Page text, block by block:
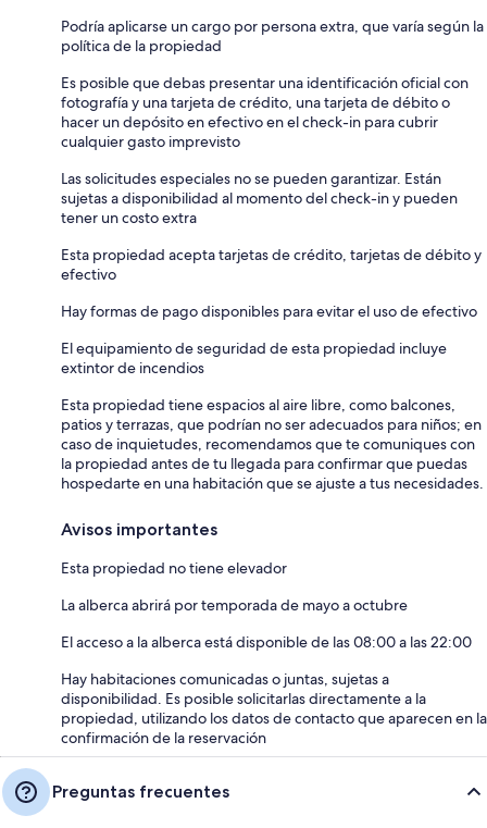
Podría aplicarse un cargo por persona extra, que varía según la
política de la propiedad
Es posible que debas presentar una identificación oficial con
fotografía y una tarjeta de crédito, una tarjeta de débito o
hacer un depósito en efectivo en el check-in para cubrir
cualquier gasto imprevisto
Las solicitudes especiales no se pueden garantizar. Están
sujetas a disponibilidad al momento del check-in y pueden
tener un costo extra
Esta propiedad acepta tarjetas de crédito, tarjetas de débito y
efectivo
Hay formas de pago disponibles para evitar el uso de efectivo
El equipamiento de seguridad de esta propiedad incluye
extintor de incendios
Esta propiedad tiene espacios al aire libre, como balcones,
patios y terrazas, que podrían no ser adecuados para niños; en
caso de inquietudes, recomendamos que te comuniques con
la propiedad antes de tu llegada para confirmar que puedas
hospedarte en una habitación que se ajuste a tus necesidades.
Avisos importantes
Esta propiedad no tiene elevador
La alberca abrirá por temporada de mayo a octubre
El acceso a la alberca está disponible de las 08:00 a las 22:00
Hay habitaciones comunicadas o juntas, sujetas a
disponibilidad. Es posible solicitarlas directamente a la
propiedad, utilizando los datos de contacto que aparecen en la
confirmación de la reservación
Preguntas frecuentes